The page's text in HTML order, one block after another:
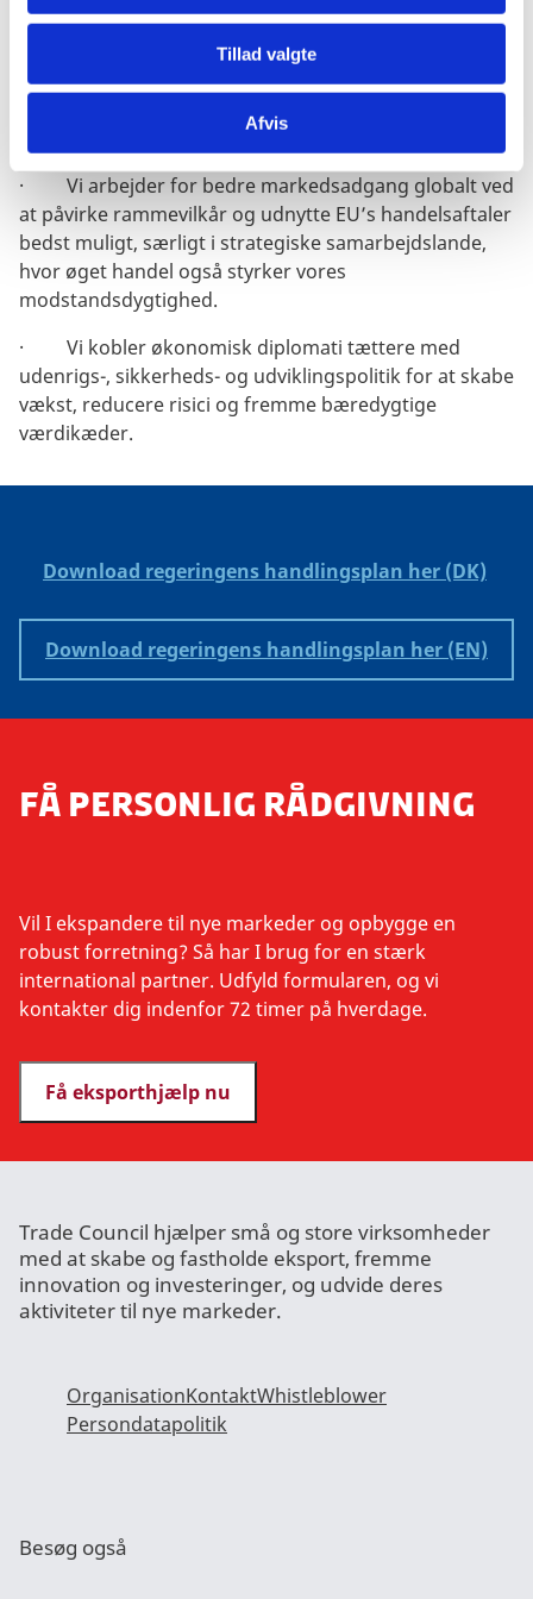
Tillad valgte
Afvis
Vi styrker innovation, vækst og beskæftigelse
gennem de danske innovationscentre ved at bidrage
med viden, kommercialisering af forskning og
internationalt samarbejde.
·
Vi arbejder for bedre markedsadgang globalt ved
at påvirke rammevilkår og udnytte EU’s handelsaftaler
bedst muligt, særligt i strategiske samarbejdslande,
hvor øget handel også styrker vores
modstandsdygtighed.
·
Vi kobler økonomisk diplomati tættere med
udenrigs-, sikkerheds- og udviklingspolitik for at skabe
vækst, reducere risici og fremme bæredygtige
værdikæder.
Download regeringens handlingsplan her (DK)
Download regeringens handlingsplan her (EN)
FÅ PERSONLIG RÅDGIVNING
Vil I ekspandere til nye markeder og opbygge en
robust forretning? Så har I brug for en stærk
international partner. Udfyld formularen, og vi
kontakter dig indenfor 72 timer på hverdage.
Få eksporthjælp nu
Trade Council hjælper små og store virksomheder
med at skabe og fastholde eksport, fremme
innovation og investeringer, og udvide deres
aktiviteter til nye markeder.
OrganisationKontaktWhistleblower
Persondatapolitik
Besøg også